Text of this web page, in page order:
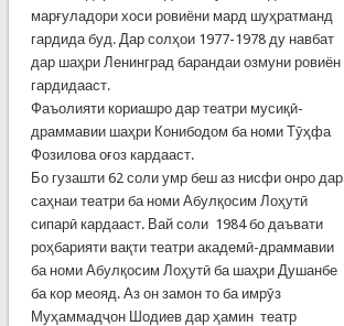
марғуладори хоси ровиёни мард шуҳратманд
гардида буд. Дар солҳои 1977-1978 ду навбат
дар шаҳри Ленинград барандаи озмуни ровиён
гардидааст.
Фаъолияти кориашро дар театри мусиқӣ-
драммавии шаҳри Конибодом ба номи Тӯҳфа
Фозилова оғоз кардааст.
Бо гузашти 62 соли умр беш аз нисфи онро дар
саҳнаи театри ба номи Абулқосим Лоҳутӣ
сипарӣ кардааст. Вай соли 1984 бо даъвати
роҳбарияти вақти театри академӣ-драммавии
ба номи Абулқосим Лоҳутӣ ба шаҳри Душанбе
ба кор меояд. Аз он замон то ба имрӯз
Муҳаммадҷон Шодиев дар ҳамин театр